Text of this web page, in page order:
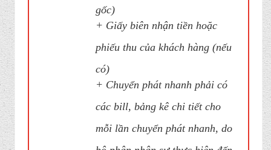
gốc)
+ Giấy biên nhận tiền hoặc
phiếu thu của khách hàng (nếu
có)
+ Chuyển phát nhanh phải có
các bill, bảng kê chi tiết cho
mỗi lần chuyển phát nhanh, do